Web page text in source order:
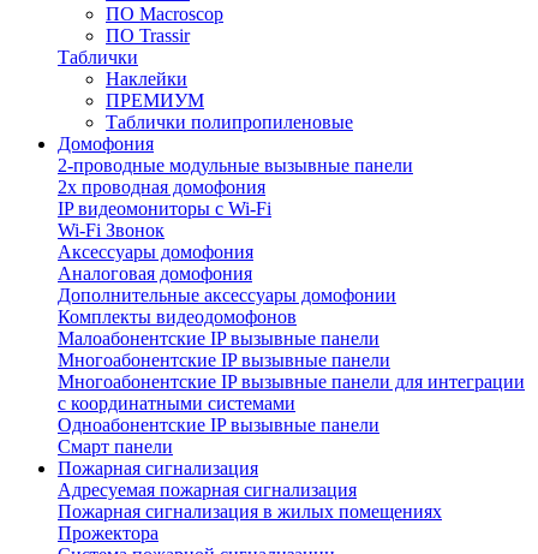
ПО Macroscop
ПО Trassir
Таблички
Наклейки
ПРЕМИУМ
Таблички полипропиленовые
Домофония
2-проводные модульные вызывные панели
2х проводная домофония
IP видеомониторы с Wi-Fi
Wi-Fi Звонок
Аксессуары домофония
Аналоговая домофония
Дополнительные аксессуары домофонии
Комплекты видеодомофонов
Малоабонентские IP вызывные панели
Многоабонентские IP вызывные панели
Многоабонентские IP вызывные панели для интеграции
с координатными системами
Одноабонентские IP вызывные панели
Смарт панели
Пожарная сигнализация
Адресуемая пожарная сигнализация
Пожарная сигнализация в жилых помещениях
Прожектора